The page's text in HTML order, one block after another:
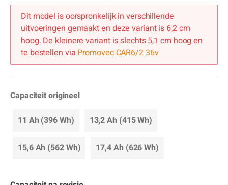
Dit model is oorspronkelijk in verschillende
uitvoeringen gemaakt en deze variant is 6,2 cm
hoog. De kleinere variant is slechts 5,1 cm hoog en
te bestellen via Promovec CAR6/2 36v
Capaciteit origineel
11 Ah (396 Wh) 13,2 Ah (415 Wh)
15,6 Ah (562 Wh) 17,4 Ah (626 Wh)